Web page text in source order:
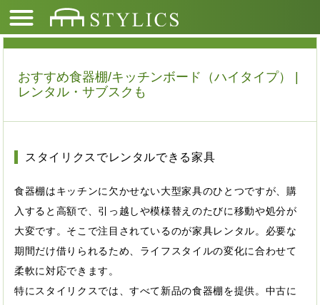
おすすめ食器棚/キッチンボード（ハイタイプ） |
レンタル・サブスクも
スタイリクスでレンタルできる家具
食器棚はキッチンに欠かせない大型家具のひとつですが、購
入すると高額で、引っ越しや模様替えのたびに移動や処分が
大変です。そこで注目されているのが家具レンタル。必要な
期間だけ借りられるため、ライフスタイルの変化に合わせて
柔軟に対応できます。
特にスタイリクスでは、すべて新品の食器棚を提供。中古に